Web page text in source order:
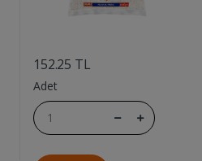
152.25 TL
Adet